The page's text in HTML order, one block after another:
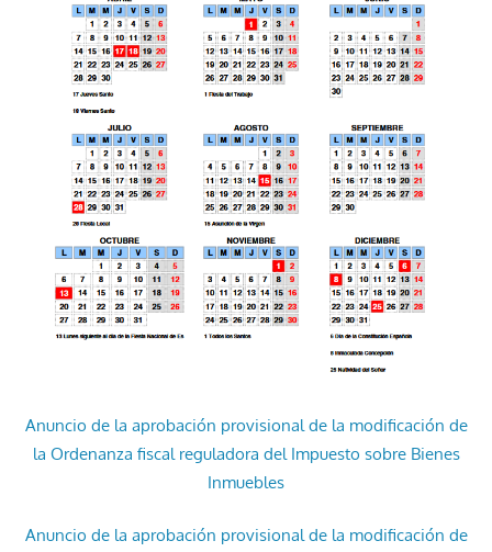
Anuncio de la aprobación provisional de la modificación de
la Ordenanza fiscal reguladora del Impuesto sobre Bienes
Inmuebles
Anuncio de la aprobación provisional de la modificación de